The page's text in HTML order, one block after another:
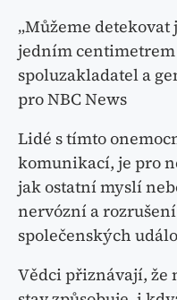
„Můžeme
jedním
spoluzakladatel a
pro NBC News
Lidé s tímto
komunikací, je pro
jak ostatní myslí
nervózní a
společenských
Vědci přiznávají, že